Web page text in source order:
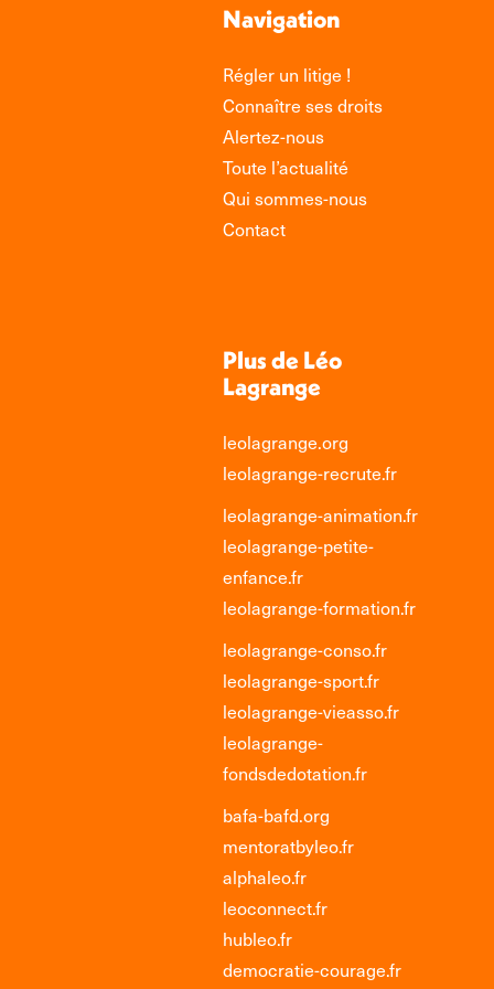
Navigation
Régler un litige !
Connaître ses droits
Alertez-nous
Toute l’actualité
Qui sommes-nous
Contact
Plus de Léo
Lagrange
leolagrange.org
leolagrange-recrute.fr
leolagrange-animation.fr
leolagrange-petite-
enfance.fr
leolagrange-formation.fr
leolagrange-conso.fr
leolagrange-sport.fr
leolagrange-vieasso.fr
leolagrange-
fondsdedotation.fr
bafa-bafd.org
mentoratbyleo.fr
alphaleo.fr
leoconnect.fr
hubleo.fr
democratie-courage.fr